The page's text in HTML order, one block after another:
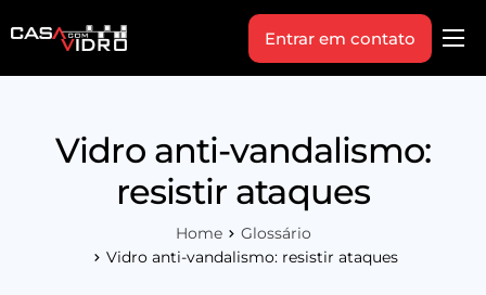
Produtos
Indique+
Workshop
Entrar em contato
Vidro anti-vandalismo:
resistir ataques
Home
Glossário
Vidro anti-vandalismo: resistir ataques